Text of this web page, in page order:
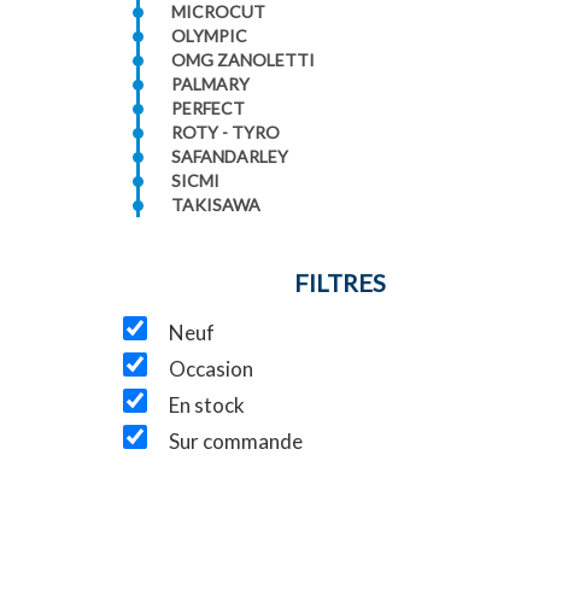
MICROCUT
OLYMPIC
OMG ZANOLETTI
PALMARY
PERFECT
ROTY - TYRO
SAFANDARLEY
SICMI
TAKISAWA
FILTRES
Neuf
Occasion
En stock
Sur commande